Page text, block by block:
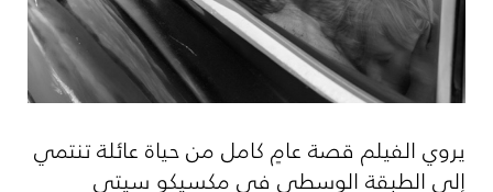
يروي الفيلم قصة عامٍ كامل من حياة عائلة تنتمي
إلى الطبقة الوسطى في مكسيكو سيتي